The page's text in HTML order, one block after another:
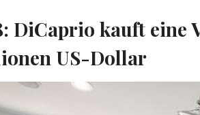
DiCaprio kauft eine
US-Dollar